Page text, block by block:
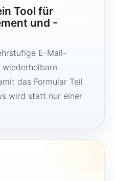
Tool für
und -
E-Mail-
wiederholbare
das Formular Teil
wird statt nur einer